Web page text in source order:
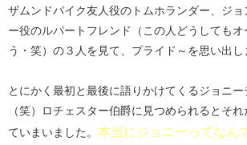
ザムンドパイク友人役のトムホランダー、ジョ
ー役のルパートフレンド（この人どうしても
う・笑）の３人を見て、プライド～を思い出し
とにかく最初と最後に語りかけてくるジョニ
（笑）ロチェスター伯爵に見つめられるとそ
ていまいました。 本当にジョニーってなん